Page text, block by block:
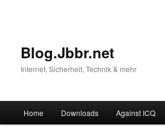
Blog.Jbbr.net
Internet, Sicherheit, Technik & mehr
Zum
Zum
Home Downloads Against ICQ